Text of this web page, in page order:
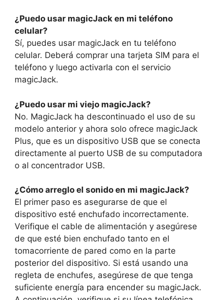
¿Puedo usar magicJack en mi teléfono
celular?
Sí, puedes usar magicJack en tu teléfono
celular. Deberá comprar una tarjeta SIM para el
teléfono y luego activarla con el servicio
magicJack.
¿Puedo usar mi viejo magicJack?
No. MagicJack ha descontinuado el uso de su
modelo anterior y ahora solo ofrece magicJack
Plus, que es un dispositivo USB que se conecta
directamente al puerto USB de su computadora
o al concentrador USB.
¿Cómo arreglo el sonido en mi magicJack?
El primer paso es asegurarse de que el
dispositivo esté enchufado incorrectamente.
Verifique el cable de alimentación y asegúrese
de que esté bien enchufado tanto en el
tomacorriente de pared como en la parte
posterior del dispositivo. Si está usando una
regleta de enchufes, asegúrese de que tenga
suficiente energía para encender su magicJack.